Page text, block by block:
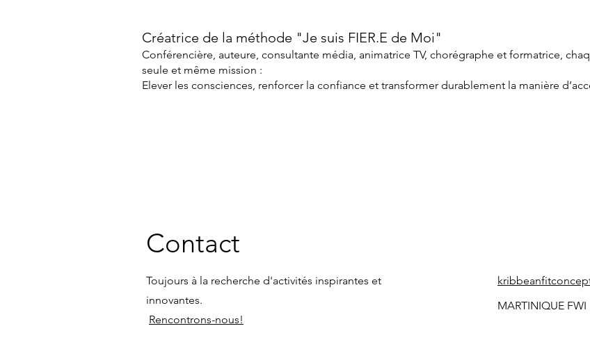
Créatrice de la méthode "Je suis FIER.E de Moi"​
Conférencière, auteure, consultante média, animatrice TV, chorégraphe et formatrice,
seule et même mission :
Elever les consciences, renforcer la confiance et transformer durablement la manière
Contact
Toujours à la recherche d'activités inspirantes et
innovantes.
Rencontrons-nous!
MARTINIQUE FWI